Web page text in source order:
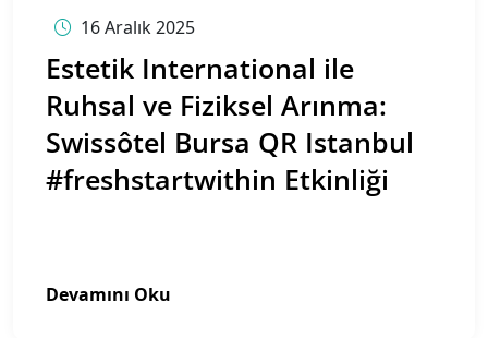
16 Aralık 2025
Estetik International ile
Ruhsal ve Fiziksel Arınma:
Swissôtel Bursa QR Istanbul
#freshstartwithin Etkinliği
Devamını Oku